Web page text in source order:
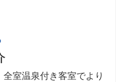
全室温泉付き客室でより